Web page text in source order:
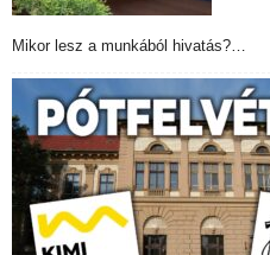
Mikor lesz a munkából hivatás?…